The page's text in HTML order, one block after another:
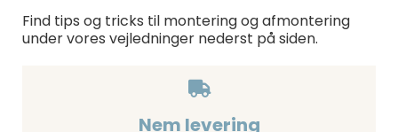
Find tips og tricks til montering og afmontering
under vores vejledninger nederst på siden.
Nem levering